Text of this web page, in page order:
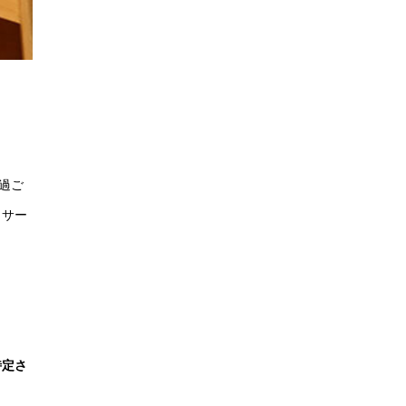
ご
ー
さ